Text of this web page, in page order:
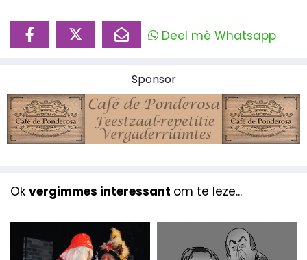
Deel mè Whatsapp
Sponsor
Ok vergimmes interessant om te leze...